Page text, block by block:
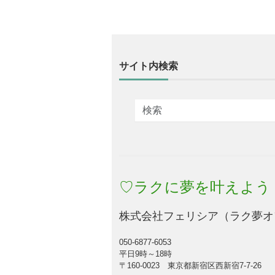
サイト内検索
♡ラクに夢を叶えよ
株式会社フェリシア（ラク夢オ
050-6877-6053
平日9時～18時
〒160-0023 東京都新宿区西新宿7-7-26